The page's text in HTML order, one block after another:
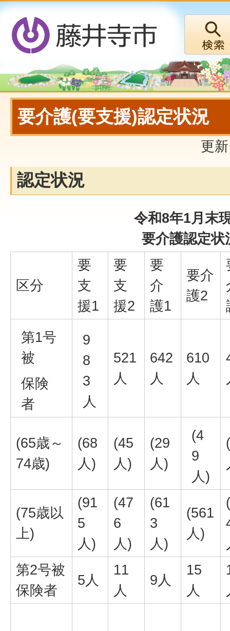
要介護(要支援)認定状況
更
認定状況
令和8年1月末
要介護認定状
区分
要
支
援1
要
支
援2
要
介
護1
要介
護2
第1号
被
保険
者
9
8
3
人
521
人
642
人
610
人
(65歳～
74歳)
(68
人)
(45
人)
(29
人)
(4
9
人)
(75歳以
上)
(91
5
人)
(47
6
人)
(61
3
人)
(561
人)
第2号被
保険者
5人
11
人
9人
15
人